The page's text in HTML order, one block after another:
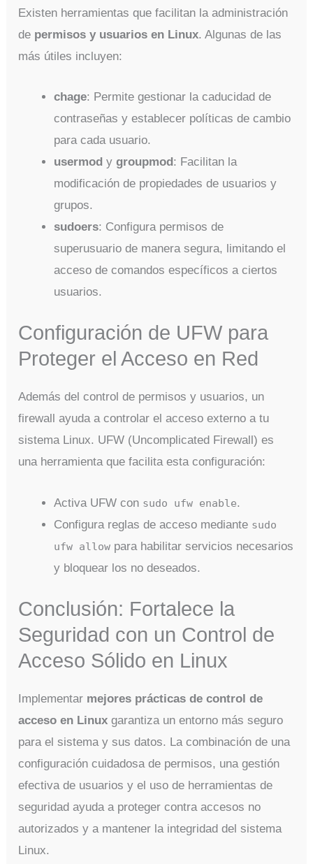
Existen herramientas que facilitan la administración
de permisos y usuarios en Linux. Algunas de las
más útiles incluyen:
chage: Permite gestionar la caducidad de
contraseñas y establecer políticas de cambio
para cada usuario.
usermod ygroupmod: Facilitan la
modificación de propiedades de usuarios y
grupos.
sudoers: Configura permisos de
superusuario de manera segura, limitando el
acceso de comandos específicos a ciertos
usuarios.
Configuración de UFW para
Proteger el Acceso en Red
Además del control de permisos y usuarios, un
firewall ayuda a controlar el acceso externo a tu
sistema Linux. UFW (Uncomplicated Firewall) es
una herramienta que facilita esta configuración:
Activa UFW con sudo ufw enable.
Configura reglas de acceso mediante sudo
ufw allow para habilitar servicios necesarios
y bloquear los no deseados.
Conclusión: Fortalece la
Seguridad con un Control de
Acceso Sólido en Linux
Implementar mejores prácticas de control de
acceso en Linux garantiza un entorno más seguro
para el sistema y sus datos. La combinación de una
configuración cuidadosa de permisos, una gestión
efectiva de usuarios y el uso de herramientas de
seguridad ayuda a proteger contra accesos no
autorizados y a mantener la integridad del sistema
Linux.